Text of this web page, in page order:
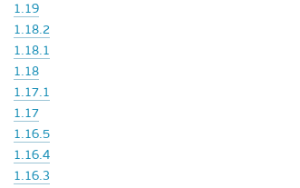
1.19
1.18.2
1.18.1
1.18
1.17.1
1.17
1.16.5
1.16.4
1.16.3